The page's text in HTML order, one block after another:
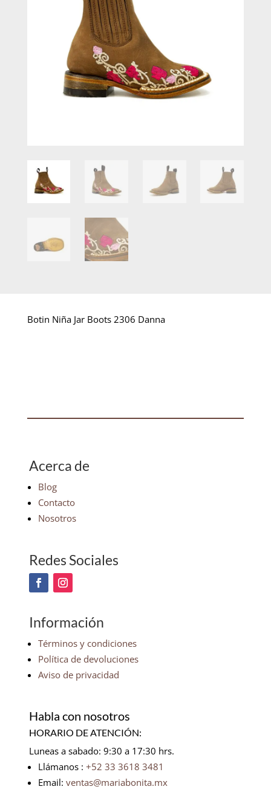
Botin Niña Jar Boots 2306 Danna
Acerca de
Blog
Contacto
Nosotros
Redes Sociales
Información
Términos y condiciones
Política de devoluciones
Aviso de privacidad
Habla con nosotros
HORARIO DE ATENCIÓN:
Luneas a sabado: 9:30 a 17:30 hrs.
Llámanos : +52 33 3618 3481
Email: ventas@mariabonita.mx